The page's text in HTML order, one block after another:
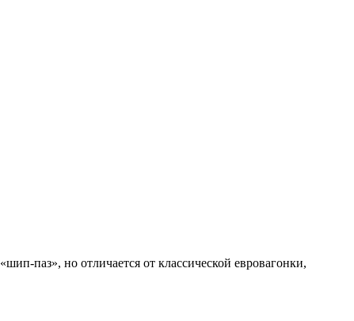
паз», но отличается от классической евровагонки,